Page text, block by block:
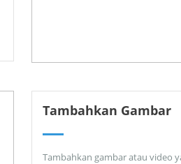
Tambahkan Gambar
Tambahkan gambar atau video